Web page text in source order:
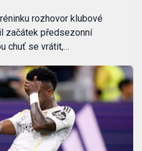
rozhovor klubové
začátek předsezonní
chuť se vrátit,…